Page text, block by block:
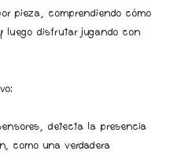
pieza, comprendiendo cómo
luego disfrutar jugando con
detecta la presencia
como una verdadera